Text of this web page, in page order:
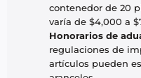
contenedor de 20
varía de $4,000 a
Honorarios de
regulaciones de
artículos pueden